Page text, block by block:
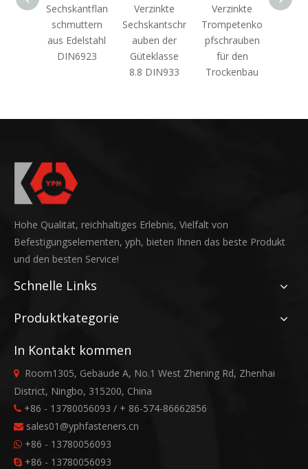
Sechskantflan
schmuttern
aus Edelstahl
DIN6923
Verzinkte
Sechskantschr
auben der
Güteklasse
8.8 DIN933
Verzinkte
Trompetenko
pfschrauben
für den
Trockenbau
Sechskant-
DIN935 aus
Hohe Qualität, reichhaltiges Erlebnis, Vielfalt von
Befestigungselementen, yph, bieten Ihnen das beste Produkt
und den besten Service!
Schnelle Links
Produktkategorie
In Kontakt kommen

Room1305, Gebäude A, No.1 West Zhening Rd, Zhenhai
District, Ningbo, 315200, China
 +86 - 13780056093 / + 86-574-86662856
 sales01@yphfasteners.cn
 +86 - 13780056093
 +86 - 13780056093